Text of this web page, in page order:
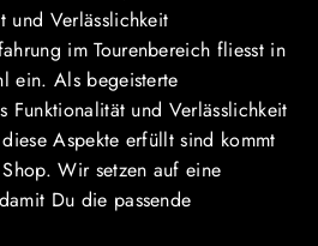
und Verlässlichkeit
im Tourenbereich fliesst in
ein. Als begeisterte
Funktionalität und Verlässlichkeit
Aspekte erfüllt sind kommt
Wir setzen auf eine
Du die passende